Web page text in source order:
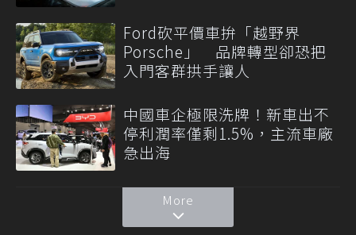
Ford砍平價車拚「越野界
Porsche」 品牌轉型卻恐把
入門客群拱手讓人
中國車企極限洗牌！新車出不
停利潤率僅剩1.5%，主流車廠
急出海
More